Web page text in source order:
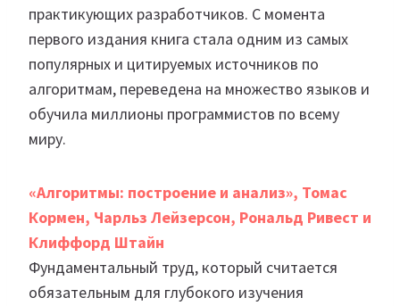
практикующих разработчиков. С момента
первого издания книга стала одним из самых
популярных и цитируемых источников по
алгоритмам, переведена на множество языков и
обучила миллионы программистов по всему
миру.
«Алгоритмы: построение и анализ», Томас
Кормен, Чарльз Лейзерсон, Рональд Ривест и
Клиффорд Штайн
Фундаментальный труд, который считается
обязательным для глубокого изучения